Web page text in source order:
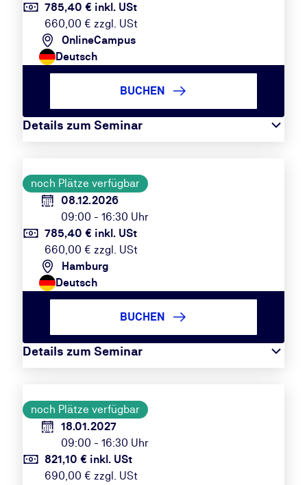
785,40 € inkl. USt
660,00 € zzgl. USt
OnlineCampus
Deutsch
Details zum Seminar
BUCHEN
noch Plätze verfügbar
08.12.2026
09:00 - 16:30 Uhr
785,40 € inkl. USt
660,00 € zzgl. USt
Hamburg
Deutsch
Details zum Seminar
BUCHEN
noch Plätze verfügbar
18.01.2027
09:00 - 16:30 Uhr
821,10 € inkl. USt
690,00 € zzgl. USt